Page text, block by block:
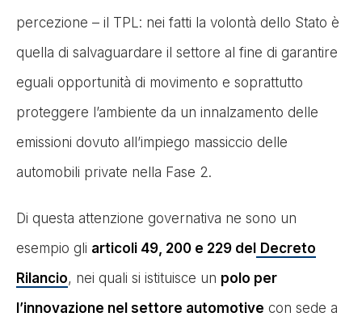
percezione – il TPL: nei fatti la volontà dello Stato è
quella di salvaguardare il settore al fine di garantire
eguali opportunità di movimento e soprattutto
proteggere l’ambiente da un innalzamento delle
emissioni dovuto all’impiego massiccio delle
automobili private nella Fase 2.
Di questa attenzione governativa ne sono un
esempio gli articoli 49, 200 e 229 del
Decreto
Rilancio, nei quali si istituisce un polo per
l’innovazione nel settore automotive con sede a